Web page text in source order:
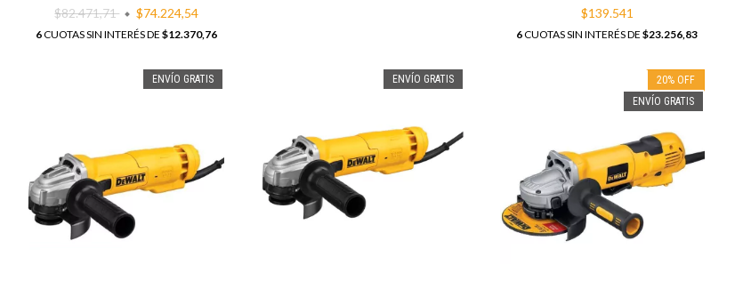
$82.471,71
$74.224,54
6CUOTAS SIN INTERÉS DE$12.370,76
$139.541
6CUOTAS SIN INTERÉS DE$23.256,83
ENVÍO GRATIS ENVÍO GRATIS 20%OFF
ENVÍO GRATIS